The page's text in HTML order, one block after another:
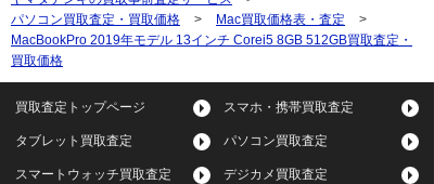
パソコン買取査定・買取価格
> Mac買取価格表・査定
>
MacBookPro 2019年モデル 13インチ Corei5 8GB 512GB買取査定・
買取価格
買取査定トップページ スマホ・携帯買取査定
タブレット買取査定 パソコン買取査定
スマートウォッチ買取査定 デジカメ買取査定